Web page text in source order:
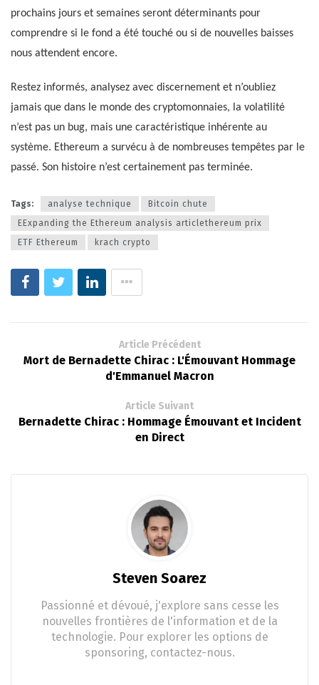
prochains jours et semaines seront déterminants pour
comprendre si le fond a été touché ou si de nouvelles baisses
nous attendent encore.
Restez informés, analysez avec discernement et n’oubliez
jamais que dans le monde des cryptomonnaies, la volatilité
n’est pas un bug, mais une caractéristique inhérente au
système. Ethereum a survécu à de nombreuses tempêtes par le
passé. Son histoire n’est certainement pas terminée.
Tags: analyse technique
Bitcoin chute
EExpanding the Ethereum analysis articlethereum prix
ETF Ethereum
krach crypto
Article Précédent
Mort de Bernadette Chirac : L'Émouvant Hommage
d'Emmanuel Macron
Article Suivant
Bernadette Chirac : Hommage Émouvant et Incident
en Direct
Steven Soarez
Passionné et dévoué, j'explore sans cesse les
nouvelles frontières de l'information et de la
technologie. Pour explorer les options de
sponsoring, contactez-nous.